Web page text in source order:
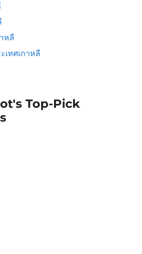
หลี
เทศเกาหลี
Top-Pick